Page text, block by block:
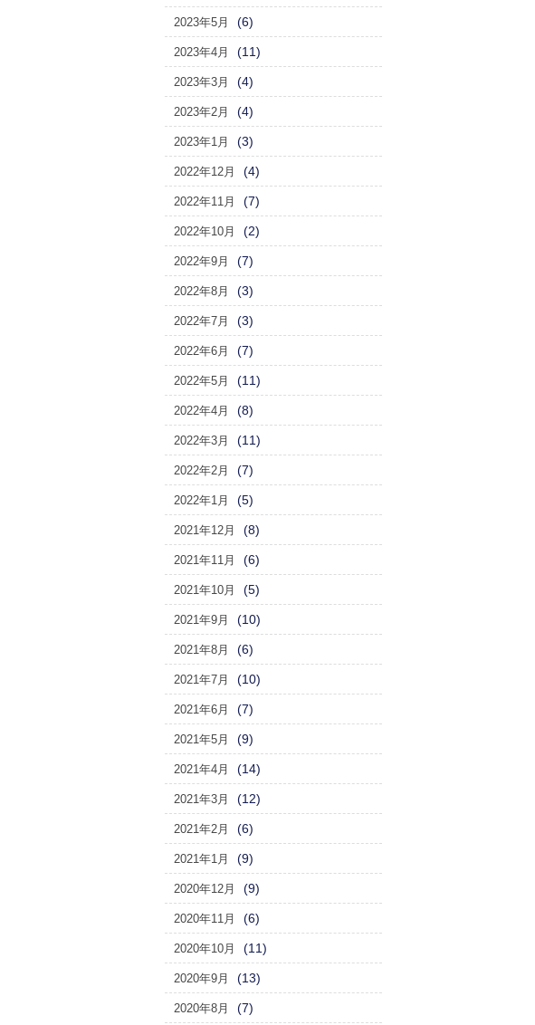
2023年5月 (6)
2023年4月 (11)
2023年3月 (4)
2023年2月 (4)
2023年1月 (3)
2022年12月 (4)
2022年11月 (7)
2022年10月 (2)
2022年9月 (7)
2022年8月 (3)
2022年7月 (3)
2022年6月 (7)
2022年5月 (11)
2022年4月 (8)
2022年3月 (11)
2022年2月 (7)
2022年1月 (5)
2021年12月 (8)
2021年11月 (6)
2021年10月 (5)
2021年9月 (10)
2021年8月 (6)
2021年7月 (10)
2021年6月 (7)
2021年5月 (9)
2021年4月 (14)
2021年3月 (12)
2021年2月 (6)
2021年1月 (9)
2020年12月 (9)
2020年11月 (6)
2020年10月 (11)
2020年9月 (13)
2020年8月 (7)